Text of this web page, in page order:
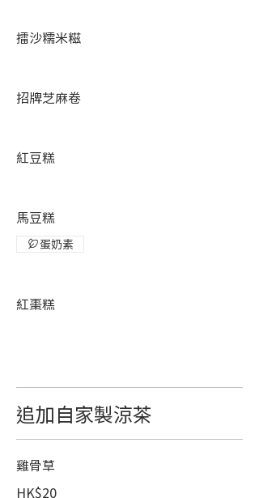
擂沙糯米糍
招牌芝麻卷
紅豆糕
馬豆糕
蛋奶素
紅棗糕
追加自家製涼茶
雞骨草
HK$20